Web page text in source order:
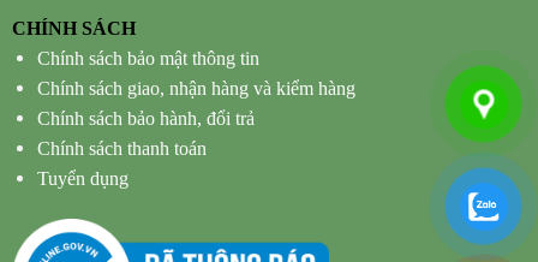
CHÍNH SÁCH
Chính sách bảo mật thông tin
Chính sách giao, nhận hàng và kiểm hàng
Chính sách bảo hành, đổi trả
Chính sách thanh toán
Tuyển dụng